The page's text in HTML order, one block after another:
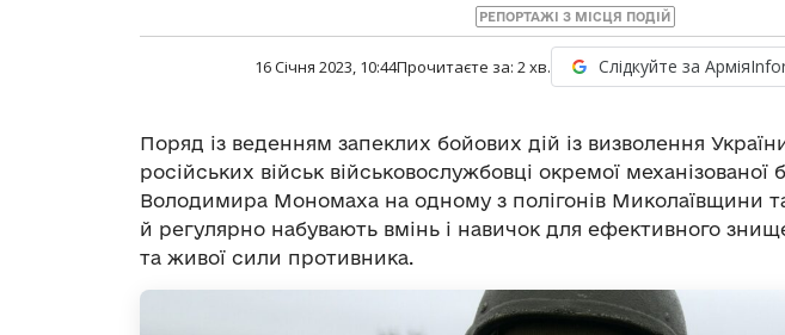
РЕПОРТАЖІ З МІСЦЯ ПОДІЙ
16 Січня 2023, 10:44Прочитаєте за: 2хв. Слідкуйте за
Поряд із веденням запеклих бойових дій із визволення
російських військ військовослужбовці окремої механізованої
Володимира Мономаха на одному з полігонів Миколаївщини
й регулярно набувають вмінь і навичок для ефективного
та живої сили противника.